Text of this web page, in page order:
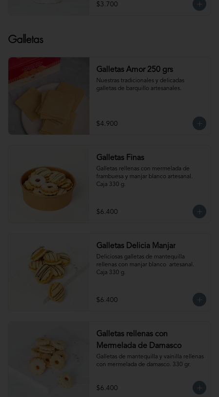
$3.700
Galletas
Galletas Amor 250 grs
Nuestras tradicionales y delicadas
galletas de barquillo artesanales.
$4.900
Galletas Finas
Galletas rellenas con mermelada de
frambuesa y manjar blanco artesanal.
Caja 330 g.
$6.400
Galletas Delicia Manjar
Deliciosas galletas de mantequilla
rellenas con manjar blanco  artesanal.
Caja 330 g.
$6.400
Galletas rellenas con
Mermelada de Damasco
Galletas de mantequilla y vainilla rellenas
con mermelada de damasco. 330 gr.
$6.400